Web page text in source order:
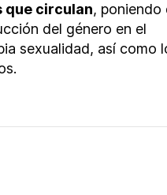
que circulan, poniendo
del género en el
sexualidad, así como